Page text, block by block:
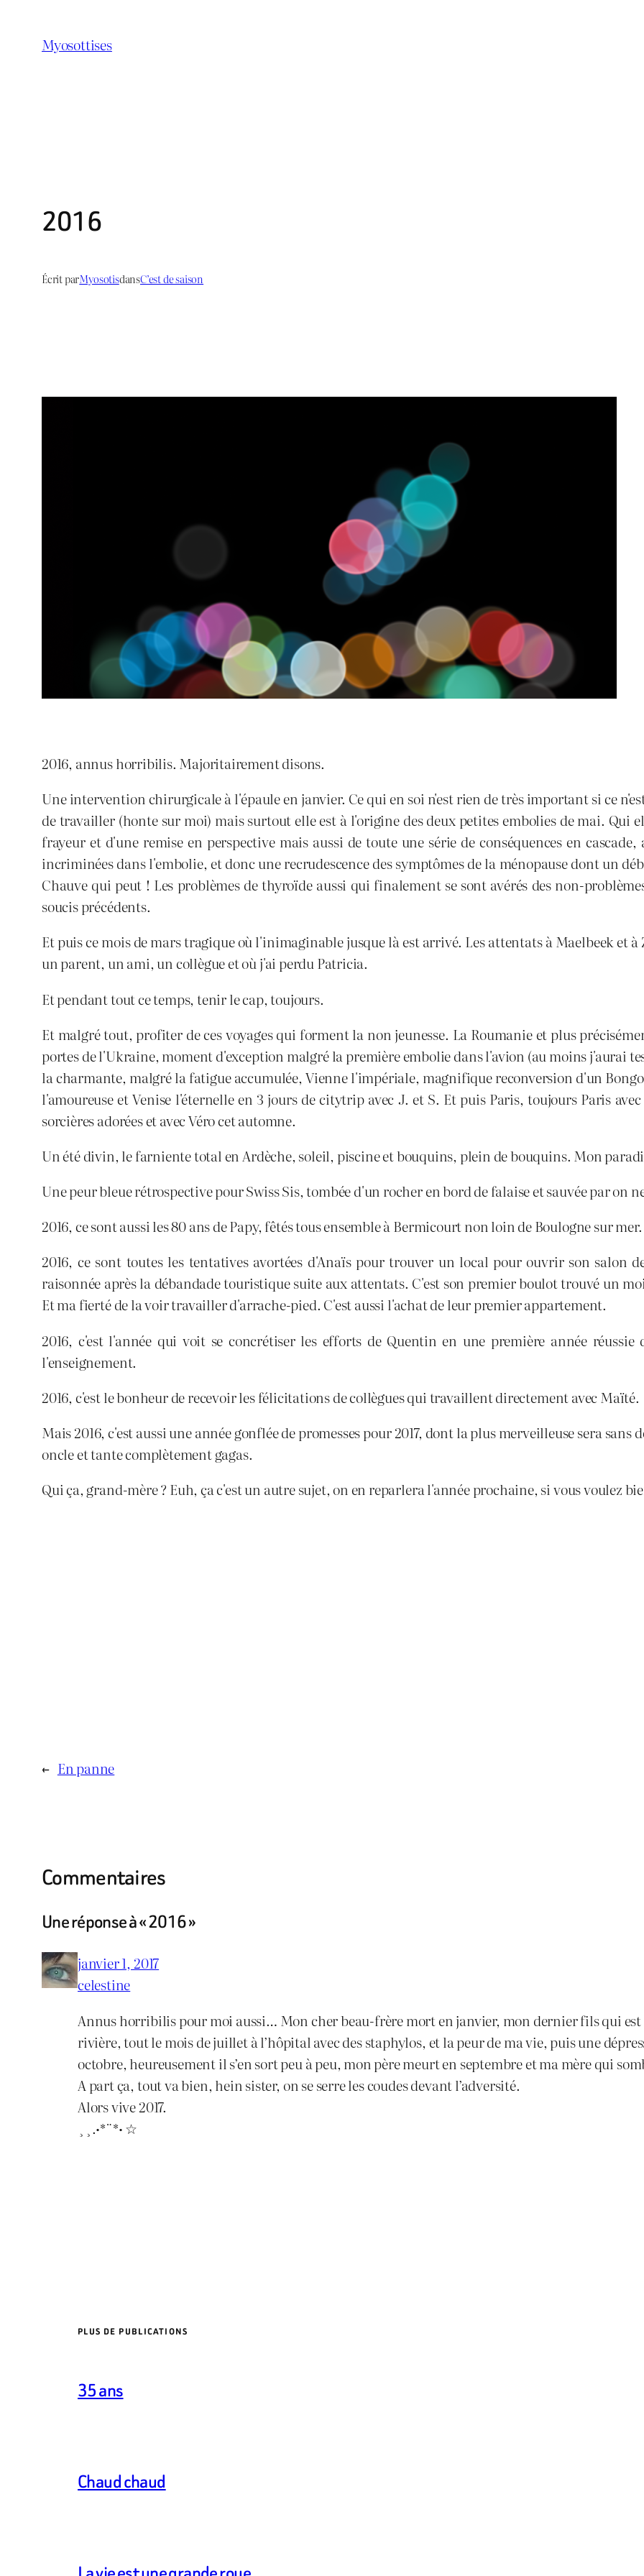
contenu
Myosottises
2016
Écrit parMyosotisdansC’est de saison
2016, annus horribilis. Majoritairement disons.
Une intervention chirurgicale à l'épaule en janvier. Ce qui en soi n'est rien de très important si ce
de travailler (honte sur moi) mais surtout elle est à l'origine des deux petites embolies de mai. Qui
frayeur et d'une remise en perspective mais aussi de toute une série de conséquences en
incriminées dans l'embolie, et donc une recrudescence des symptômes de la ménopause dont un
Chauve qui peut ! Les problèmes de thyroïde aussi qui finalement se sont avérés des non-
soucis précédents.
Et puis ce mois de mars tragique où l'inimaginable jusque là est arrivé. Les attentats à Maelbeek et
un parent, un ami, un collègue et où j'ai perdu Patricia.
Et pendant tout ce temps, tenir le cap, toujours.
Et malgré tout, profiter de ces voyages qui forment la non jeunesse. La Roumanie et plus
portes de l'Ukraine, moment d'exception malgré la première embolie dans l'avion (au moins j'aurai
la charmante, malgré la fatigue accumulée, Vienne l'impériale, magnifique reconversion d'un
l'amoureuse et Venise l'éternelle en 3 jours de citytrip avec J. et S. Et puis Paris, toujours Paris
sorcières adorées et avec Véro cet automne.
Un été divin, le farniente total en Ardèche, soleil, piscine et bouquins, plein de bouquins. Mon
Une peur bleue rétrospective pour Swiss Sis, tombée d'un rocher en bord de falaise et sauvée par on
2016, ce sont aussi les 80 ans de Papy, fêtés tous ensemble à Bermicourt non loin de Boulogne sur mer.
2016, ce sont toutes les tentatives avortées d'Anaïs pour trouver un local pour ouvrir son salon
raisonnée après la débandade touristique suite aux attentats. C'est son premier boulot trouvé un
Et ma fierté de la voir travailler d'arrache-pied. C'est aussi l'achat de leur premier appartement.
2016, c'est l'année qui voit se concrétiser les efforts de Quentin en une première année
l'enseignement.
2016, c'est le bonheur de recevoir les félicitations de collègues qui travaillent directement avec Maïté.
Mais 2016, c'est aussi une année gonflée de promesses pour 2017, dont la plus merveilleuse sera
oncle et tante complètement gagas.
Qui ça, grand-mère ? Euh, ça c'est un autre sujet, on en reparlera l'année prochaine, si vous voulez
← En panne
Commentaires
Une réponse à « 2016 »
janvier 1, 2017
celestine
Annus horribilis pour moi aussi… Mon cher beau-frère mort en janvier, mon dernier fils qui
rivière, tout le mois de juillet à l’hôpital avec des staphylos, et la peur de ma vie, puis une
octobre, heureusement il s’en sort peu à peu, mon père meurt en septembre et ma mère qui
A part ça, tout va bien, hein sister, on se serre les coudes devant l’adversité.
Alors vive 2017.
¸¸.•*¨*• ☆
PLUS DE PUBLICATIONS
35 ans
Chaud chaud